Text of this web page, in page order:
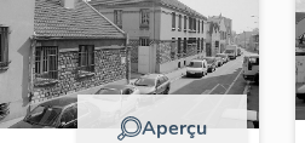
Aperçu